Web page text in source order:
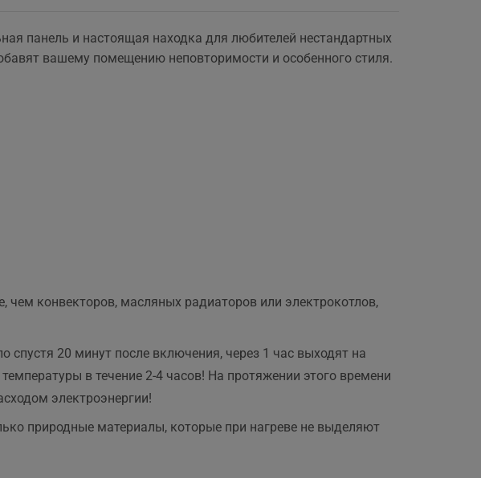
за умови
цьому магазині. Але
стандартна
панель и настоящая находка для любителей нестандартных
вашему помещению неповторимости и особенного стиля.
конвекторов, масляных радиаторов или электрокотлов,
20 минут после включения, через 1 час выходят на
в течение 2-4 часов! На протяжении этого времени
электроэнергии!
природные материалы, которые при нагреве не выделяют